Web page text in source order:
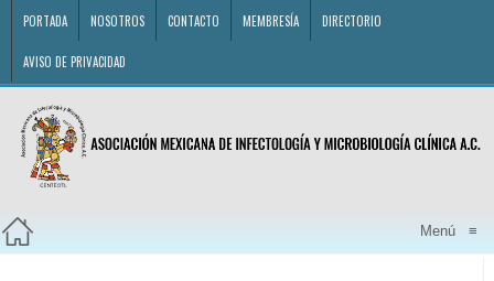
PORTADA NOSOTROS CONTACTO MEMBRESÍA DIRECTORIO
AVISO DE PRIVACIDAD
Menú ≡